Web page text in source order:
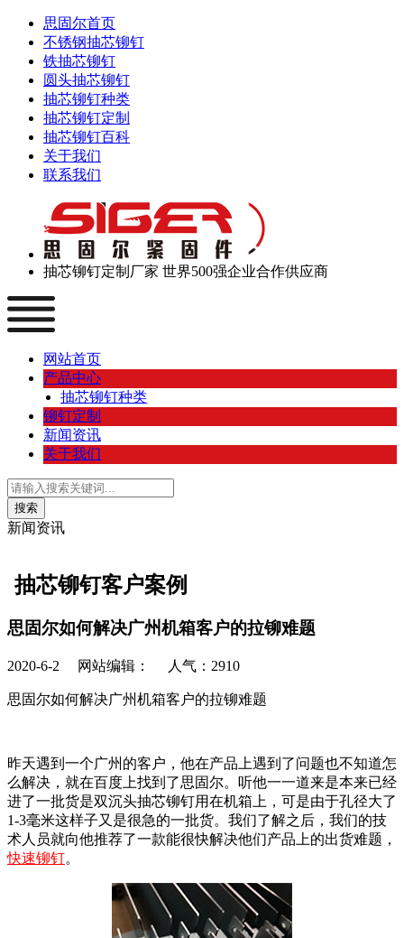
思固尔首页
不锈钢抽芯铆钉
铁抽芯铆钉
圆头抽芯铆钉
抽芯铆钉种类
抽芯铆钉定制
抽芯铆钉百科
关于我们
联系我们
抽芯铆钉定制厂家 世界500强企业合作供应商
网站首页
产品中心
抽芯铆钉种类
铆钉定制
新闻资讯
关于我们
新闻资讯
抽芯铆钉客户案例
思固尔如何解决广州机箱客户的拉铆难题
2020-6-2 网站编辑： 人气： 2910
思固尔如何解决广州机箱客户的拉铆难题
昨天遇到一个广州的客户，他在产品上遇到了问题也不知道怎
么解决，就在百度上找到了思固尔。听他一一道来是本来已经
进了一批货是双沉头抽芯铆钉用在机箱上，可是由于孔径大了
1-3毫米这样子又是很急的一批货。我们了解之后，我们的技
术人员就向他推荐了一款能很快解决他们产品上的出货难题，
快速铆钉。